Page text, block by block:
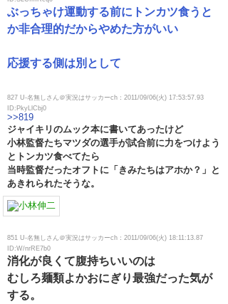
ぶっちゃけ運動する前にトンカツ食うと
か非合理的だからやめた方がいい
応援する側は別として
827 U-名無しさん＠実況はサッカーch：2011/09/06(火) 17:53:57.93
ID:PkyLlCbj0
>>819
ジャイキリのムック本に書いてあったけど
小林監督たちマツダの選手が試合前に力をつけよう
とトンカツ食べてたら
当時監督だったオフトに「きみたちはアホか？」と
あきれられたそうな。
851 U-名無しさん＠実況はサッカーch：2011/09/06(火) 18:11:13.87
ID:W/nrRE7b0
消化が良くて腹持ちいいのは
むしろ麺類よかおにぎり最強だった気が
する。